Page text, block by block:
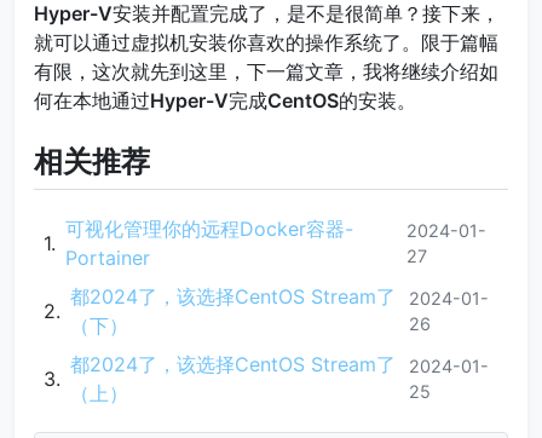
Hyper-V安装并配置完成了，是不是很简单？接下来，
就可以通过虚拟机安装你喜欢的操作系统了。限于篇幅
有限，这次就先到这里，下一篇文章，我将继续介绍如
何在本地通过Hyper-V完成CentOS的安装。
相关推荐
可视化管理你的远程Docker容器-
Portainer
2024-01-
27
都2024了，该选择CentOS Stream了
（下）
2024-01-
26
都2024了，该选择CentOS Stream了
（上）
2024-01-
25